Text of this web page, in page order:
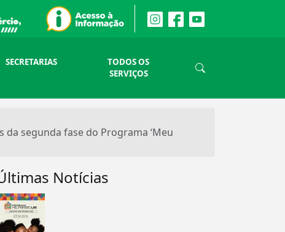
SECRETARIAS
TODOS OS
SERVIÇOS
segunda fase do Programa ‘Meu
Notícias